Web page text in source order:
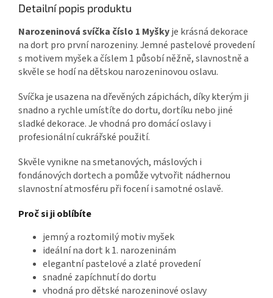
Detailní popis produktu
Narozeninová svíčka číslo 1 Myškyje krásná dekorace
na dort pro první narozeniny. Jemné pastelové provedení
s motivem myšek a číslem 1 působí něžně, slavnostně a
skvěle se hodí na dětskou narozeninovou oslavu.
Svíčka je usazena na dřevěných zápichách, díky kterým ji
snadno a rychle umístíte do dortu, dortíku nebo jiné
sladké dekorace. Je vhodná pro domácí oslavy i
profesionální cukrářské použití.
Skvěle vynikne na smetanových, máslových i
fondánových dortech a pomůže vytvořit nádhernou
slavnostní atmosféru při focení i samotné oslavě.
Proč si ji oblíbíte
jemný a roztomilý motiv myšek
ideální na dort k 1. narozeninám
elegantní pastelové a zlaté provedení
snadné zapíchnutí do dortu
vhodná pro dětské narozeninové oslavy